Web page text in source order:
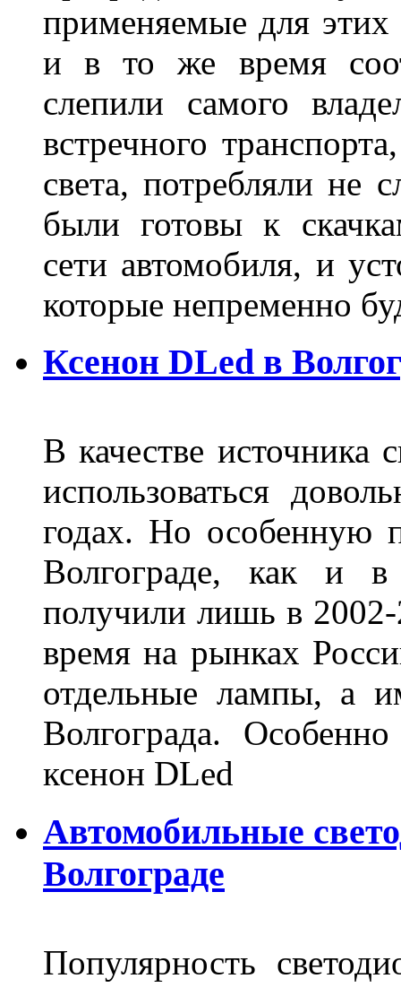
применяемые для
и в то же время
слепили самого
встречного
света, потребляли не
были готовы к
сети автомобиля, и
которые непременно
Ксенон DLed в
В качестве источника
использоваться
годах. Но особенную
Волгограде, как и
получили лишь в
время на рынках
отдельные лампы, а
Волгограда.
ксенон DLed
Автомобильные
Волгограде
Популярность